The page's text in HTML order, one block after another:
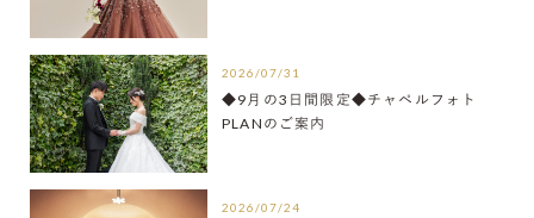
2026/07/31
◆9月の3日間限定◆チャペルフォト
PLANのご案内
2026/07/24